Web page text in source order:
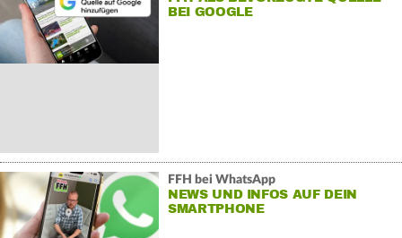
BEI GOOGLE
FFH bei WhatsApp
NEWS UND INFOS AUF DEIN
SMARTPHONE